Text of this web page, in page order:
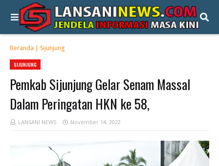
Beranda | Sijunjung
SIJUNJUNG
Pemkab Sijunjung Gelar Senam Massal
Dalam Peringatan HKN ke 58,
LANSANI NEWS November 14, 2022